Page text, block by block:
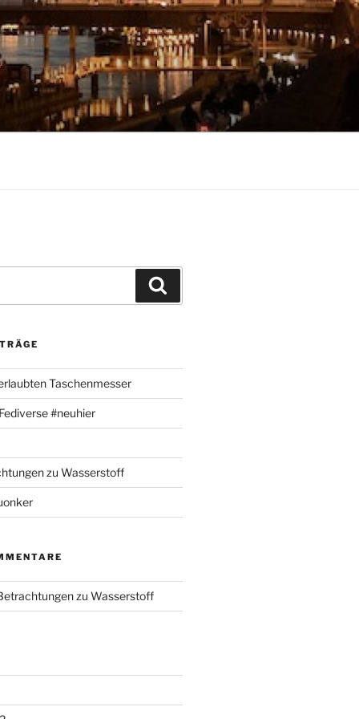
Taschenmesser
#neuhier
zu Wasserstoff
zu Wasserstoff